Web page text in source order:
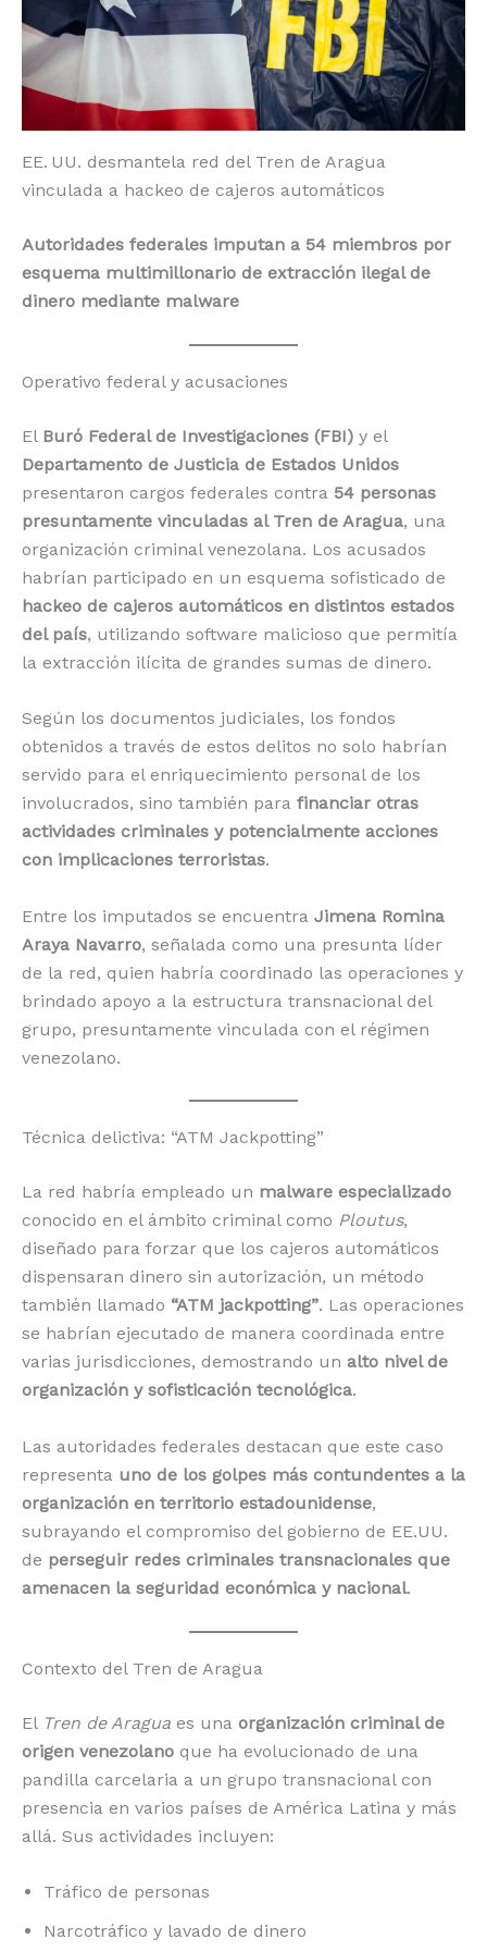
o
k
p
k r
EE. UU. desmantela red del Tren de Aragua
vinculada a hackeo de cajeros automáticos
Autoridades federales imputan a 54 miembros por
esquema multimillonario de extracción ilegal de
dinero mediante malware
Operativo federal y acusaciones
El Buró Federal de Investigaciones (FBI) y el
Departamento de Justicia de Estados Unidos
presentaron cargos federales contra 54 personas
presuntamente vinculadas al Tren de Aragua, una
organización criminal venezolana. Los acusados
habrían participado en un esquema sofisticado de
hackeo de cajeros automáticos en distintos estados
del país, utilizando software malicioso que permitía
la extracción ilícita de grandes sumas de dinero.
Según los documentos judiciales, los fondos
obtenidos a través de estos delitos no solo habrían
servido para el enriquecimiento personal de los
involucrados, sino también para financiar otras
actividades criminales y potencialmente acciones
con implicaciones terroristas.
Entre los imputados se encuentra Jimena Romina
Araya Navarro, señalada como una presunta líder
de la red, quien habría coordinado las operaciones y
brindado apoyo a la estructura transnacional del
grupo, presuntamente vinculada con el régimen
venezolano.
Técnica delictiva: “ATM Jackpotting”
La red habría empleado un malware especializado
conocido en el ámbito criminal como Ploutus,
diseñado para forzar que los cajeros automáticos
dispensaran dinero sin autorización, un método
también llamado “ATM jackpotting”. Las operaciones
se habrían ejecutado de manera coordinada entre
varias jurisdicciones, demostrando un alto nivel de
organización y sofisticación tecnológica.
Las autoridades federales destacan que este caso
representa uno de los golpes más contundentes a la
organización en territorio estadounidense,
subrayando el compromiso del gobierno de EE.UU.
de perseguir redes criminales transnacionales que
amenacen la seguridad económica y nacional.
Contexto del Tren de Aragua
El Tren de Aragua es una organización criminal de
origen venezolano que ha evolucionado de una
pandilla carcelaria a un grupo transnacional con
presencia en varios países de América Latina y más
allá. Sus actividades incluyen:
Tráfico de personas
Narcotráfico y lavado de dinero